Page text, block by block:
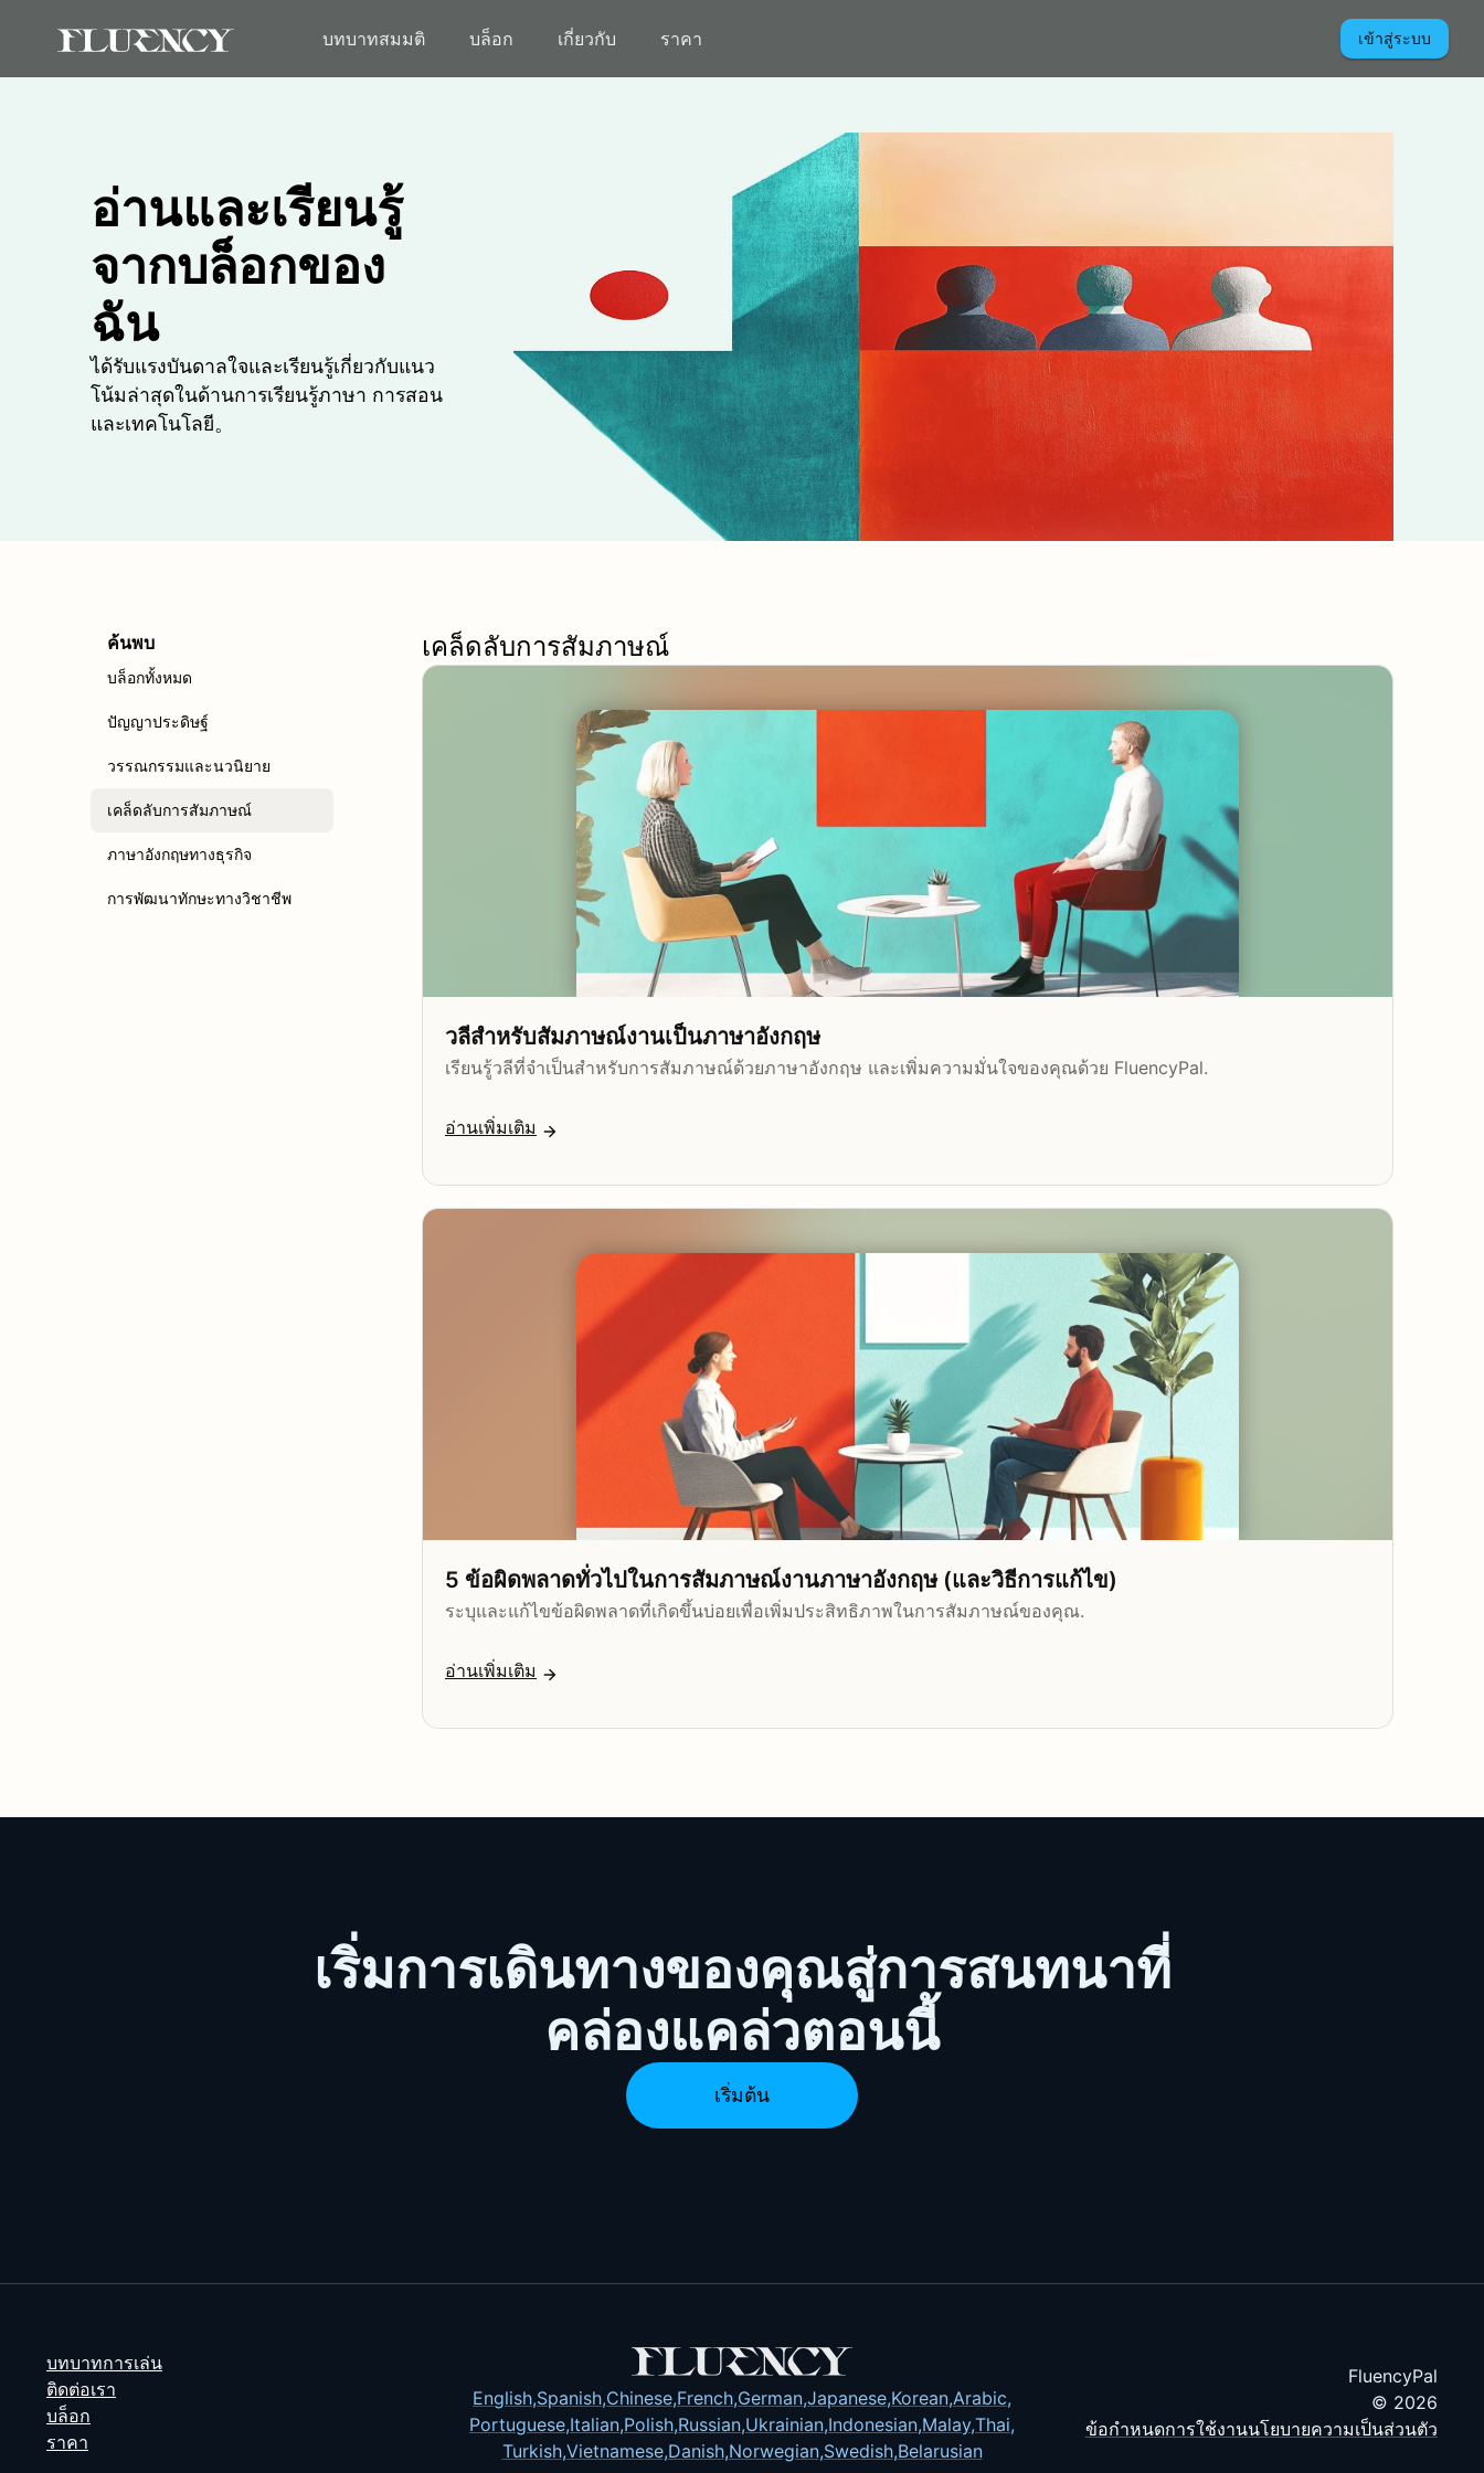
บทบาทสมมติ บล็อก เกี่ยวกับ ราคา เข้าสู่ระบบ
อ่านและเรียนรู้
จากบล็อกของ
ฉัน
ได้รับแรงบันดาลใจและเรียนรู้เกี่ยวกับแนว
โน้มล่าสุดในด้านการเรียนรู้ภาษา การสอน
และเทคโนโลยี。
ค้นพบ
บล็อกทั้งหมด
ปัญญาประดิษฐ์
วรรณกรรมและนวนิยาย
เคล็ดลับการสัมภาษณ์
ภาษาอังกฤษทางธุรกิจ
การพัฒนาทักษะทางวิชาชีพ
เคล็ดลับการสัมภาษณ์
วลีสำหรับสัมภาษณ์งานเป็นภาษาอังกฤษ
เรียนรู้วลีที่จำเป็นสำหรับการสัมภาษณ์ด้วยภาษาอังกฤษ และเพิ่มความมั่นใจของคุณด้วย FluencyPal.
อ่านเพิ่มเติม
5 ข้อผิดพลาดทั่วไปในการสัมภาษณ์งานภาษาอังกฤษ (และวิธีการแก้ไข)
ระบุและแก้ไขข้อผิดพลาดที่เกิดขึ้นบ่อยเพื่อเพิ่มประสิทธิภาพในการสัมภาษณ์ของคุณ.
อ่านเพิ่มเติม
เริ่มการเดินทางของคุณสู่การสนทนาที่
คล่องแคล่วตอนนี้
เริ่มต้น
บทบาทการเล่น
ติดต่อเรา
บล็อก
ราคา
English,Spanish,Chinese,French,German,Japanese,Korean,Arabic,
Portuguese,Italian,Polish,Russian,Ukrainian,Indonesian,Malay,Thai,
Turkish,Vietnamese,Danish,Norwegian,Swedish,Belarusian
FluencyPal
© 2026
ข้อกำหนดการใช้งานนโยบายความเป็นส่วนตัว